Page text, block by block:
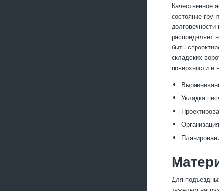
Качественное
состояние
распределяет
быть
складских
поверхности и
Укладка
Для